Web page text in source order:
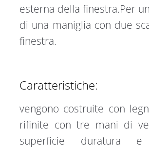
esterna della finestra.Per
di una maniglia con due
finestra.
Caratteristiche:
vengono costruite con
rifinite con tre mani di
superficie duratura e